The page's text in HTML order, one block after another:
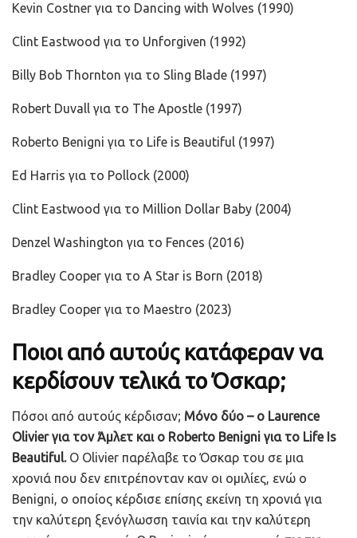
Kevin Costner για το Dancing with Wolves (1990)
Clint Eastwood για το Unforgiven (1992)
Billy Bob Thornton για το Sling Blade (1997)
Robert Duvall για το The Apostle (1997)
Roberto Benigni για το Life is Beautiful (1997)
Ed Harris για το Pollock (2000)
Clint Eastwood για το Million Dollar Baby (2004)
Denzel Washington για το Fences (2016)
Bradley Cooper για το A Star is Born (2018)
Bradley Cooper για το Maestro (2023)
Ποιοι από αυτούς κατάφεραν να
κερδίσουν τελικά το Όσκαρ;
Πόσοι από αυτούς κέρδισαν; Μόνο δύο – ο Laurence
Olivier για τον Άμλετ και ο Roberto Benigni για το Life Is
Beautiful.Ο Olivier παρέλαβε το Όσκαρ του σε μια
χρονιά που δεν επιτρέπονταν καν οι ομιλίες, ενώ ο
Benigni, ο οποίος κέρδισε επίσης εκείνη τη χρονιά για
την καλύτερη ξενόγλωσση ταινία και την καλύτερη